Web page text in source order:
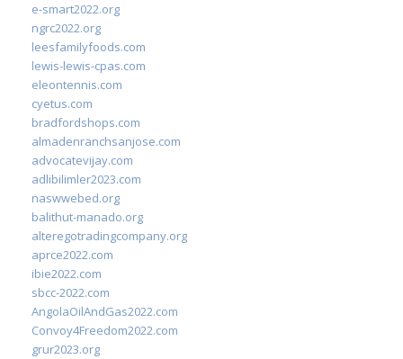
e-smart2022.org
ngrc2022.org
leesfamilyfoods.com
lewis-lewis-cpas.com
eleontennis.com
cyetus.com
bradfordshops.com
almadenranchsanjose.com
advocatevijay.com
adlibilimler2023.com
naswwebed.org
balithut-manado.org
alteregotradingcompany.org
aprce2022.com
ibie2022.com
sbcc-2022.com
AngolaOilAndGas2022.com
Convoy4Freedom2022.com
grur2023.org